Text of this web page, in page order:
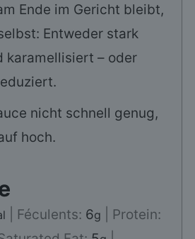
Ende im Gericht bleibt,
Entweder stark
karamellisiert – oder
nicht schnell genug,
hoch.
Féculents: 6g
Protein: